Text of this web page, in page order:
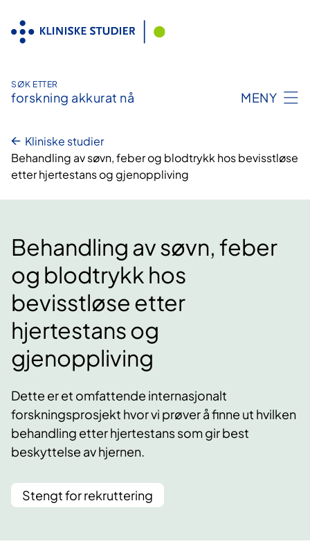
innhold
SØK ETTER
forskning akkurat nå MENY
Kliniske studier
Behandling av søvn, feber og blodtrykk hos bevisstløse
etter hjertestans og gjenoppliving
Behandling av søvn, feber
og blodtrykk hos
bevisstløse etter
hjertestans og
gjenoppliving
Dette er et omfattende internasjonalt
forskningsprosjekt hvor vi prøver å finne ut hvilken
behandling etter hjertestans som gir best
beskyttelse av hjernen.
Stengt for rekruttering